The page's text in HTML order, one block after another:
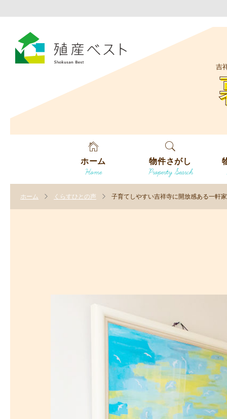
吉
ホーム
Home
物件さがし
Property Search
す
ホーム くらすひとの声 子育てしやすい吉祥寺に開放感ある一軒